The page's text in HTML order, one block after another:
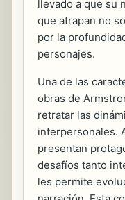
llevado a que su
que atrapan no
por la
personajes.
Una de las
obras de
retratar las
interpersonales.
presentan
desafíos tanto
les permite